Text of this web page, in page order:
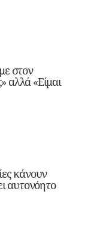
στον
αλλά «Είμαι
κάνουν
αυτονόητο